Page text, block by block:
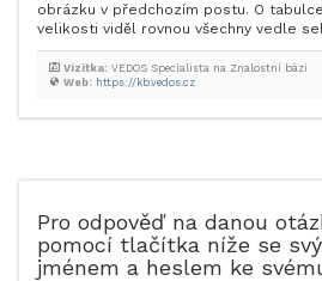
obrázku v předchozím postu. O
velikosti viděl rovnou všechny vedle
Web: https://kb.vedos.cz
Vizitka: VEDOS Specialista na Znalostní bázi
Pro odpověď na danou
pomocí tlačítka níže se
jménem a heslem ke